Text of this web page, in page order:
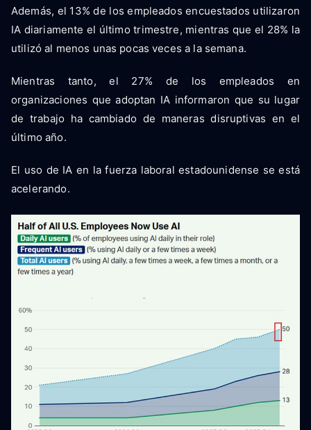
Además, el 13% de los empleados encuestados utilizaron
IA diariamente el último trimestre, mientras que el 28% la
utilizó al menos unas pocas veces a la semana.
Mientras tanto, el 27% de los empleados en
organizaciones que adoptan IA informaron que su lugar
de trabajo ha cambiado de maneras disruptivas en el
último año.
El uso de IA en la fuerza laboral estadounidense se está
acelerando.